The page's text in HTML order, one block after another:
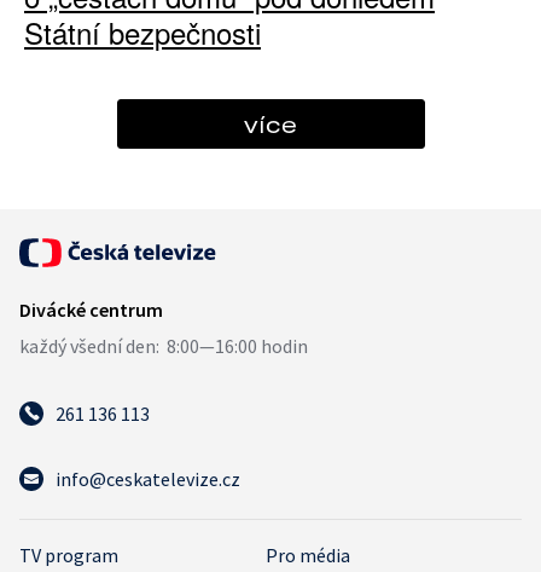
Státní bezpečnosti
více
261 136 113
info@ceskatelevize.cz
TV program
Pro média